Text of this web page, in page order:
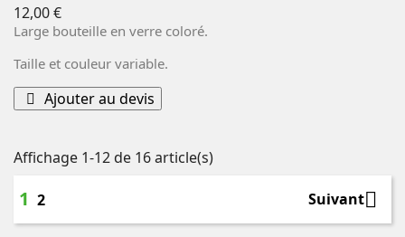
Prix
12,00 €
Large bouteille en verre coloré.
Taille et couleur variable.
Ajouter au devis
Affichage 1-12 de 16 article(s)
1 2 Suivant